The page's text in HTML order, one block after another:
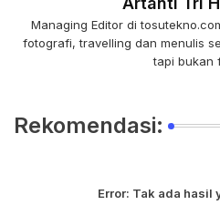
Managing Editor di
fotografi, travelling dan menulis
tapi bukan
Rekomendasi:
Error: Tak ada hasil